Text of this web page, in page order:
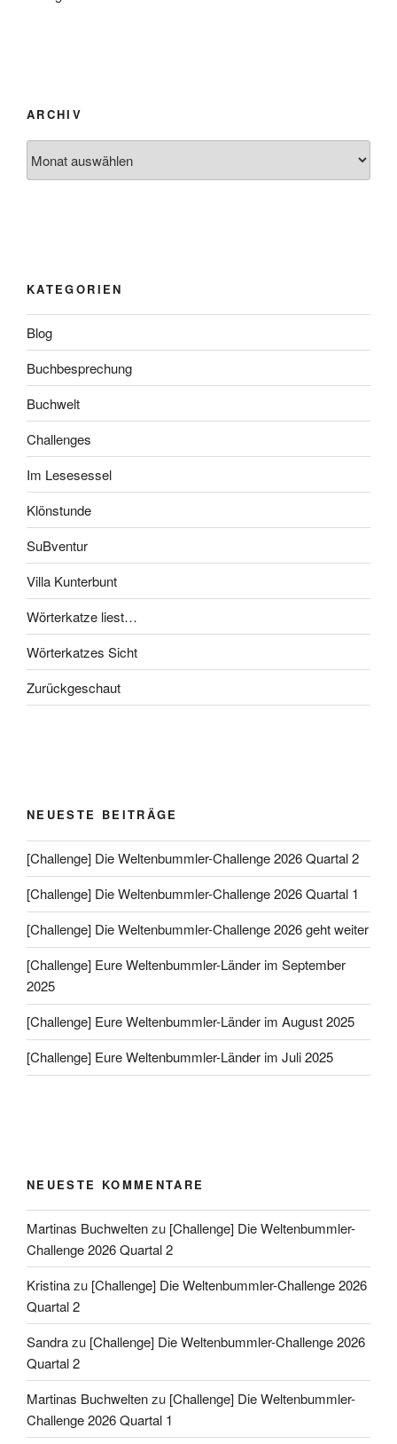
ARCHIV
KATEGORIEN
Blog
Buchbesprechung
Buchwelt
Challenges
Im Lesesessel
Klönstunde
SuBventur
Villa Kunterbunt
Wörterkatze liest…
Wörterkatzes Sicht
Zurückgeschaut
NEUESTE BEITRÄGE
[Challenge] Die Weltenbummler-Challenge 2026 Quartal 2
[Challenge] Die Weltenbummler-Challenge 2026 Quartal 1
[Challenge] Die Weltenbummler-Challenge 2026 geht weiter
[Challenge] Eure Weltenbummler-Länder im September
2025
[Challenge] Eure Weltenbummler-Länder im August 2025
[Challenge] Eure Weltenbummler-Länder im Juli 2025
NEUESTE KOMMENTARE
Martinas Buchweltenzu [Challenge] Die Weltenbummler-
Challenge 2026 Quartal 2
Kristinazu [Challenge] Die Weltenbummler-Challenge 2026
Quartal 2
Sandrazu [Challenge] Die Weltenbummler-Challenge 2026
Quartal 2
Martinas Buchweltenzu [Challenge] Die Weltenbummler-
Challenge 2026 Quartal 1